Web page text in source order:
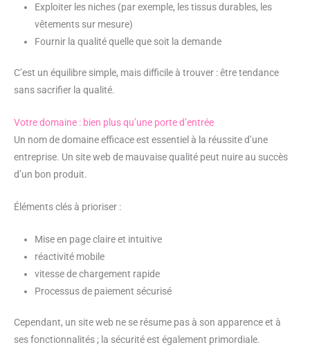
Exploiter les niches (par exemple, les tissus durables, les
vêtements sur mesure)
Fournir la qualité quelle que soit la demande
C’est un équilibre simple, mais difficile à trouver : être tendance
sans sacrifier la qualité.
Votre domaine : bien plus qu’une porte d’entrée
Un nom de domaine efficace est essentiel à la réussite d’une
entreprise. Un site web de mauvaise qualité peut nuire au succès
d’un bon produit.
Éléments clés à prioriser :
Mise en page claire et intuitive
réactivité mobile
vitesse de chargement rapide
Processus de paiement sécurisé
Cependant, un site web ne se résume pas à son apparence et à
ses fonctionnalités ; la sécurité est également primordiale.